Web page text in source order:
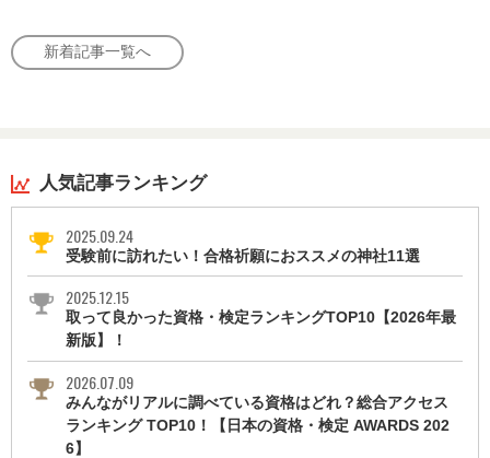
新着記事一覧へ
人気記事ランキング
2025.09.24
受験前に訪れたい！合格祈願におススメの神社11選
2025.12.15
取って良かった資格・検定ランキングTOP10【2026年最
新版】！
2026.07.09
みんながリアルに調べている資格はどれ？総合アクセス
ランキング TOP10！【日本の資格・検定 AWARDS 202
6】